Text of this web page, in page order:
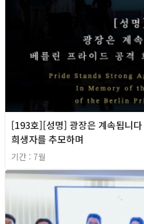
[193호][성명] 광장은 계속됩니
희생자를 추모하며
기간 : 7월